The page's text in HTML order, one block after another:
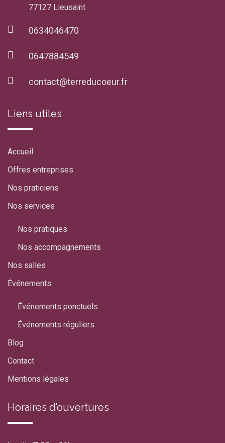
77127 Lieusaint
0634046470
0647884549
contact@terreducoeur.fr
Liens utiles
Accueil
Offres entreprises
Nos praticiens
Nos services
Nos pratiques
Nos accompagnements
Nos salles
Événements
Événements ponctuels
Événements réguliers
Blog
Contact
Mentions légales
Horaires d’ouvertures